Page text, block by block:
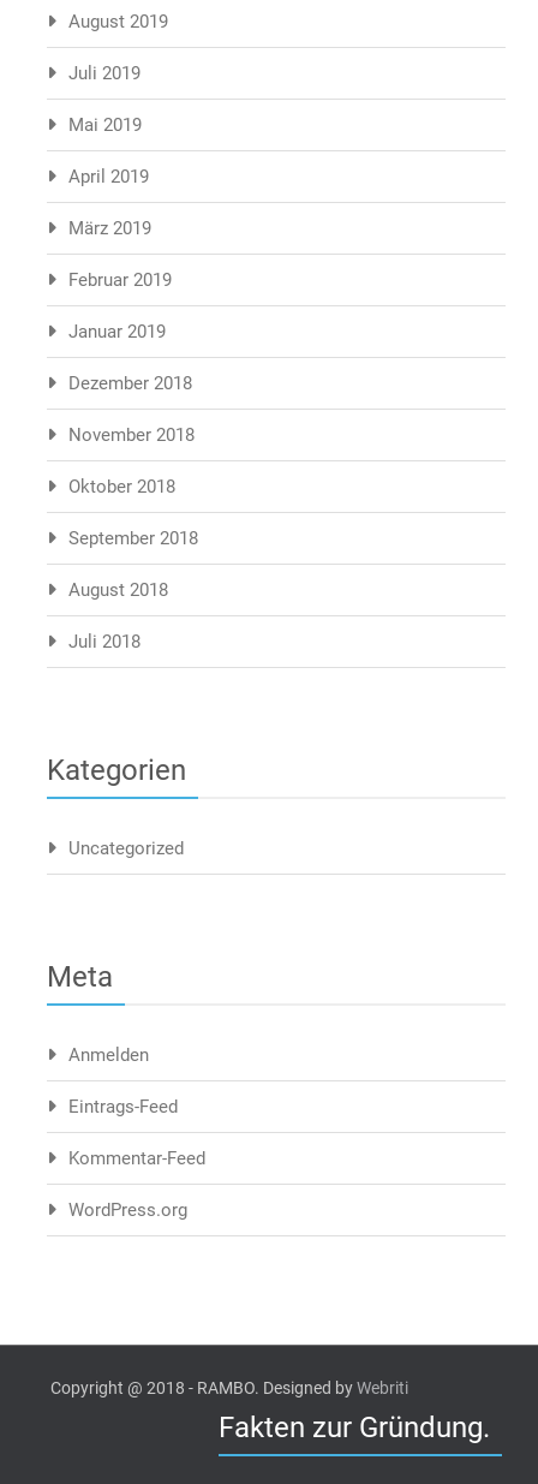
August 2019
Juli 2019
Mai 2019
April 2019
März 2019
Februar 2019
Januar 2019
Dezember 2018
November 2018
Oktober 2018
September 2018
August 2018
Juli 2018
Kategorien
Uncategorized
Meta
Anmelden
Eintrags-Feed
Kommentar-Feed
WordPress.org
Copyright @ 2018 - RAMBO. Designed byWebriti
Fakten zur Gründung.